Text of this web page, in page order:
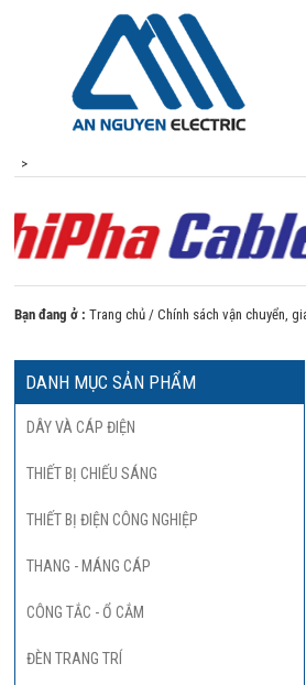
>
Bạn đang ở :Trang chủ / Chính sách vận chuyển,
DANH MỤC SẢN PHẨM
DÂY VÀ CÁP ĐIỆN
THIẾT BỊ CHIẾU SÁNG
THIẾT BỊ ĐIỆN CÔNG NGHIỆP
THANG - MÁNG CÁP
CÔNG TẮC - Ổ CẮM
ĐÈN TRANG TRÍ